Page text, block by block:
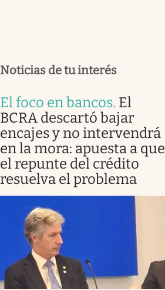
Noticias de tu interés
El foco en bancos. El
BCRA descartó bajar
encajes y no intervendrá
en la mora: apuesta a que
el repunte del crédito
resuelva el problema